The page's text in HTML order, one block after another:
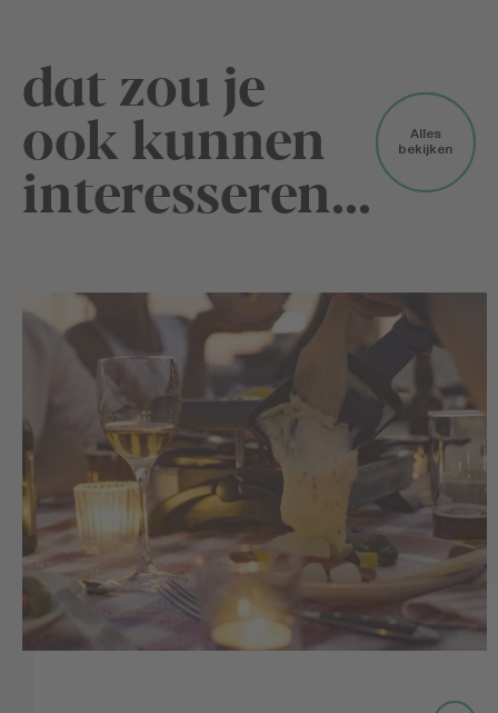
dat zou je
ook kunnen
interesseren...
Alles
bekijken